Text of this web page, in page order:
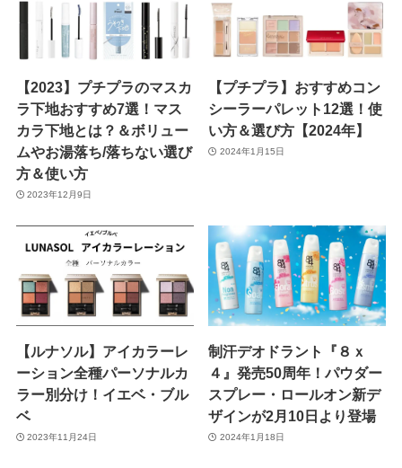
【2023】プチプラのマスカ
ラ下地おすすめ7選！マス
カラ下地とは？＆ボリュー
ムやお湯落ち/落ちない選び
方＆使い方
2023年12月9日
【プチプラ】おすすめコン
シーラーパレット12選！使
い方＆選び方【2024年】
2024年1月15日
【ルナソル】アイカラーレ
ーション全種パーソナルカ
ラー別分け！イエベ・ブル
ベ
2023年11月24日
制汗デオドラント『８ｘ
４』発売50周年！パウダー
スプレー・ロールオン新デ
ザインが2月10日より登場
2024年1月18日